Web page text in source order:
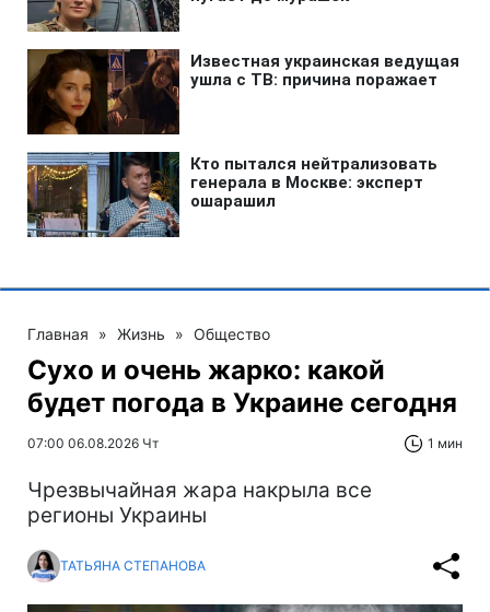
Главная » Жизнь » Общество
Сухо и очень жарко: какой
будет погода в Украине сегодня
07:00 06.08.2026 Чт 1 мин
Чрезвычайная жара накрыла все
регионы Украины
ТАТЬЯНА СТЕПАНОВА